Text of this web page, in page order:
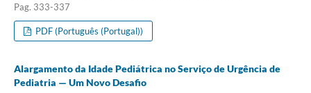
Pag. 333-337
PDF (Português (Portugal))
Alargamento da Idade Pediátrica no Serviço de Urgência de
Pediatria — Um Novo Desafio